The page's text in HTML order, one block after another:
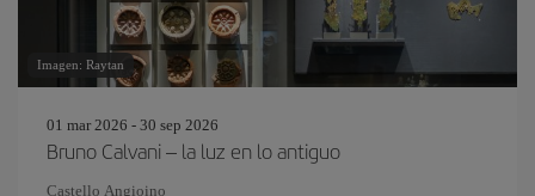
Imagen: Raytan
01 mar 2026 - 30 sep 2026
Bruno Calvani – la luz en lo antiguo
Castello Angioino